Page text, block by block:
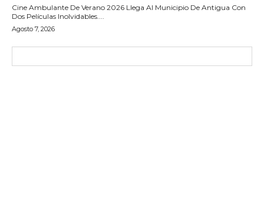
Cine Ambulante De Verano 2026 Llega Al Municipio De Antigua Con
Dos Películas Inolvidables....
Agosto 7, 2026